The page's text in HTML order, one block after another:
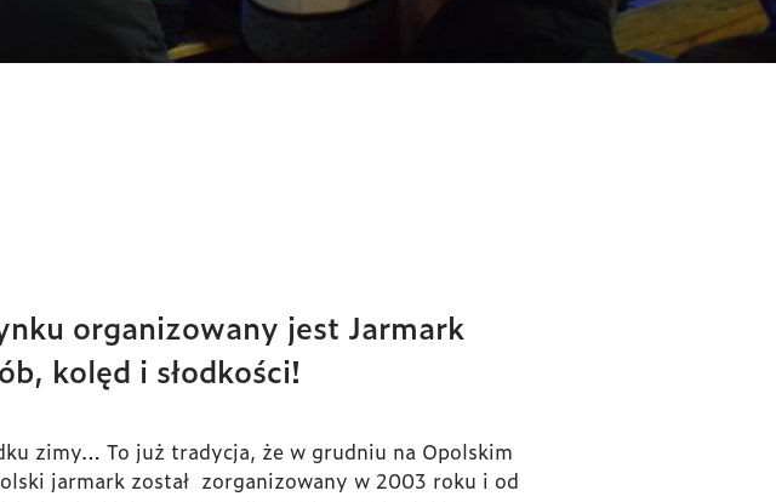
organizowany jest Jarmark
kolęd i słodkości!
zimy… To już tradycja, że w grudniu na Opolskim
jarmark został zorganizowany w 2003 roku i od